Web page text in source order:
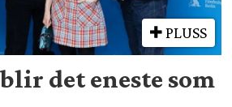
PLUSS
det eneste som